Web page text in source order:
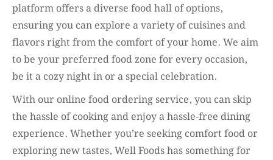
platform offers a diverse food hall of options,
ensuring you can explore a variety of cuisines and
flavors right from the comfort of your home. We aim
to be your preferred food zone for every occasion,
be it a cozy night in or a special celebration.
With our online food ordering service, you can skip
the hassle of cooking and enjoy a hassle-free dining
experience. Whether you’re seeking comfort food or
exploring new tastes, Well Foods has something for